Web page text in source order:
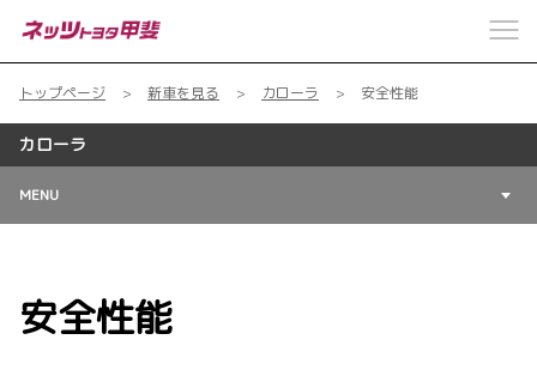
トップページ 新車を見る カローラ 安全性能
カローラ
MENU
安全性能